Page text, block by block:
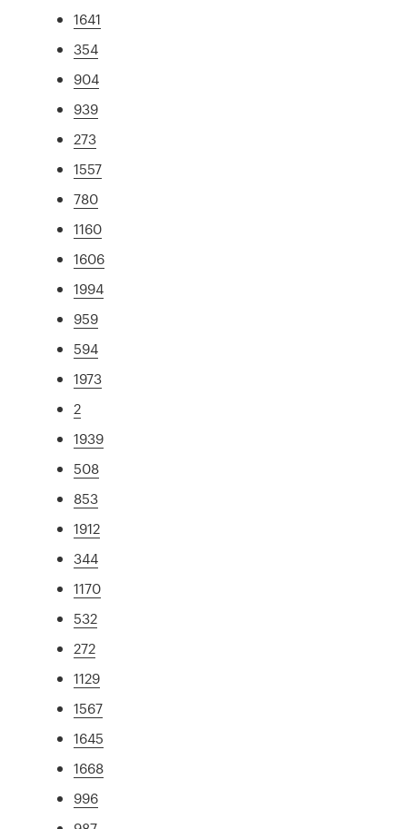
1641
354
904
939
273
1557
780
1160
1606
1994
959
594
1973
2
1939
508
853
1912
344
1170
532
272
1129
1567
1645
1668
996